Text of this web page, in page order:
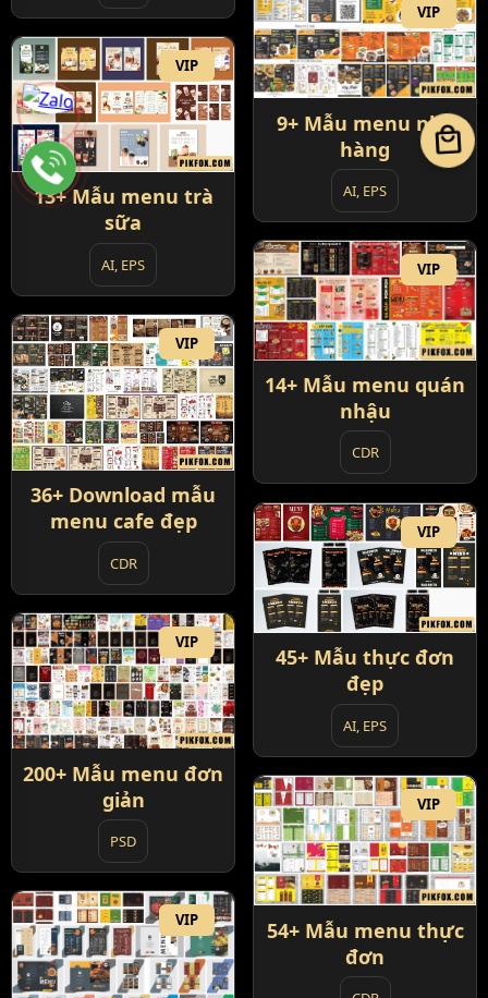
VIP
9+ Mẫu menu nhà
hàng
AI, EPS
VIP
13+ Mẫu menu trà
sữa
AI, EPS VIP
14+ Mẫu menu quán
nhậu
CDR
VIP
36+ Download mẫu
menu cafe đẹp
CDR
VIP
45+ Mẫu thực đơn
đẹp
AI, EPS
VIP
200+ Mẫu menu đơn
giản
PSD
VIP
54+ Mẫu menu thực
đơn
VIP
local_mall